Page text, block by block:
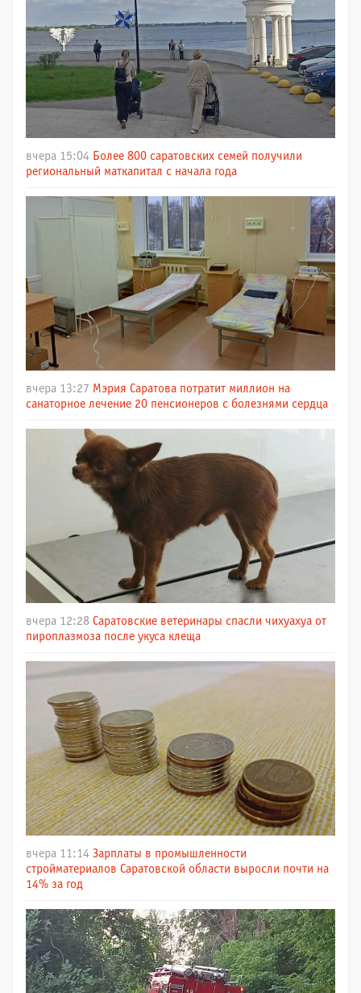
вчера 15:04 Более 800 саратовских семей получили
региональный маткапитал с начала года
вчера 13:27 Мэрия Саратова потратит миллион на
санаторное лечение 20 пенсионеров с болезнями сердца
вчера 12:28 Саратовские ветеринары спасли чихуахуа от
пироплазмоза после укуса клеща
вчера 11:14 Зарплаты в промышленности
стройматериалов Саратовской области выросли почти на
14% за год